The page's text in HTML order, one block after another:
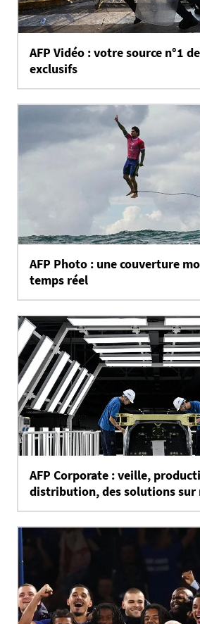
AFP Vidéo : votre source n°1
exclusifs
AFP Photo : une couverture
temps réel
AFP Corporate : veille,
distribution, des solutions sur